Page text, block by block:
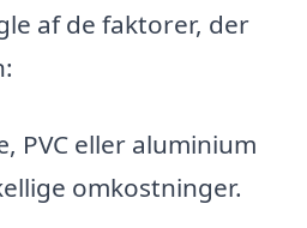
af de faktorer, der
PVC eller aluminium
omkostninger.